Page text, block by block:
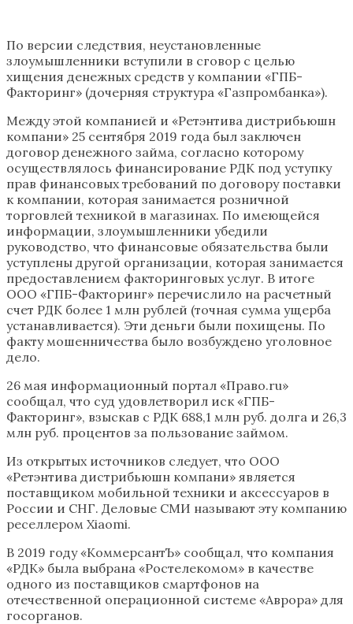
По версии следствия, неустановленные
злоумышленники вступили в сговор с целью
хищения денежных средств у компании «ГПБ-
Факторинг» (дочерняя структура «Газпромбанка»).
Между этой компанией и «Ретэнтива дистрибьюшн
компани» 25 сентября 2019 года был заключен
договор денежного займа, согласно которому
осуществлялось финансирование РДК под уступку
прав финансовых требований по договору поставки
к компании, которая занимается розничной
торговлей техникой в магазинах. По имеющейся
информации, злоумышленники убедили
руководство, что финансовые обязательства были
уступлены другой организации, которая занимается
предоставлением факторинговых услуг. В итоге
ООО «ГПБ-Факторинг» перечислило на расчетный
счет РДК более 1 млн рублей (точная сумма ущерба
устанавливается). Эти деньги были похищены. По
факту мошенничества было возбуждено уголовное
дело.
26 мая информационный портал «Право.ru»
сообщал, что суд удовлетворил иск «ГПБ-
Факторинг», взыскав с РДК 688,1 млн руб. долга и 26,3
млн руб. процентов за пользование займом.
Из открытых источников следует, что ООО
«Ретэнтива дистрибьюшн компани» является
поставщиком мобильной техники и аксессуаров в
России и СНГ. Деловые СМИ называют эту компанию
реселлером Xiaomi.
В 2019 году «КоммерсантЪ» сообщал, что компания
«РДК» была выбрана «Ростелекомом» в качестве
одного из поставщиков смартфонов на
отечественной операционной системе «Аврора» для
госорганов.